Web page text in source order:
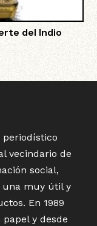
del Indio
periodístico
vecindario de
social,
muy útil y
En 1989
y desde